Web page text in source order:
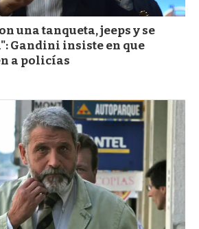
una tanqueta, jeeps y se
Gandini insiste en que
a policías